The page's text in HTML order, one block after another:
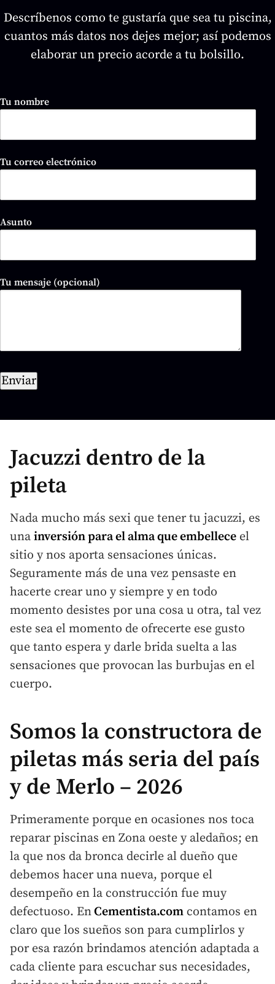
Descríbenos como te gustaría que sea tu piscina,
cuantos más datos nos dejes mejor; así podemos
elaborar un precio acorde a tu bolsillo.
Tu nombre
Tu correo electrónico
Asunto
Tu mensaje (opcional)
Jacuzzi dentro de la
pileta
Nada mucho más sexi que tener tu jacuzzi, es
una inversión para el alma que embellece el
sitio y nos aporta sensaciones únicas.
Seguramente más de una vez pensaste en
hacerte crear uno y siempre y en todo
momento desistes por una cosa u otra, tal vez
este sea el momento de ofrecerte ese gusto
que tanto espera y darle brida suelta a las
sensaciones que provocan las burbujas en el
cuerpo.
Somos la constructora de
piletas más seria del país
y de Merlo – 2026
Primeramente porque en ocasiones nos toca
reparar piscinas en Zona oeste y aledaños; en
la que nos da bronca decirle al dueño que
debemos hacer una nueva, porque el
desempeño en la construcción fue muy
defectuoso. EnCementista.com contamos en
claro que los sueños son para cumplirlos y
por esa razón brindamos atención adaptada a
cada cliente para escuchar sus necesidades,